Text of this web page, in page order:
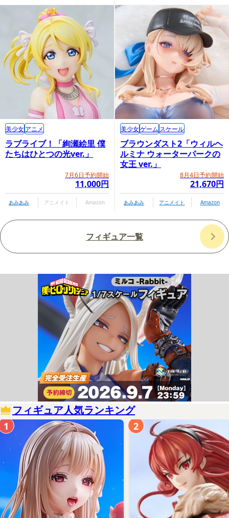
ラブライブ！「絢瀬絵里 僕
たちはひとつの光ver.」
7月6日予約開始
11,000円
美少女アニメ
あみあみ アニメイト Amazon
ブラウンダスト2「ウィルヘ
ルミナ ウォーターパークの
女王 ver.」
8月4日予約開始
21,670円
美少女ゲーム スケール
あみあみ アニメイト Amazon
フィギュア一覧
フィギュア人気ランキング
1 2